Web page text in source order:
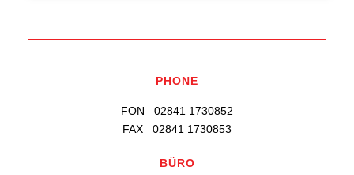
PHONE
FON 02841 1730852
FAX 02841 1730853
BÜRO